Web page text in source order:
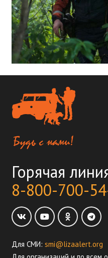
Горячая
8-800-700-
Для СМИ: smi@lizaalert.org